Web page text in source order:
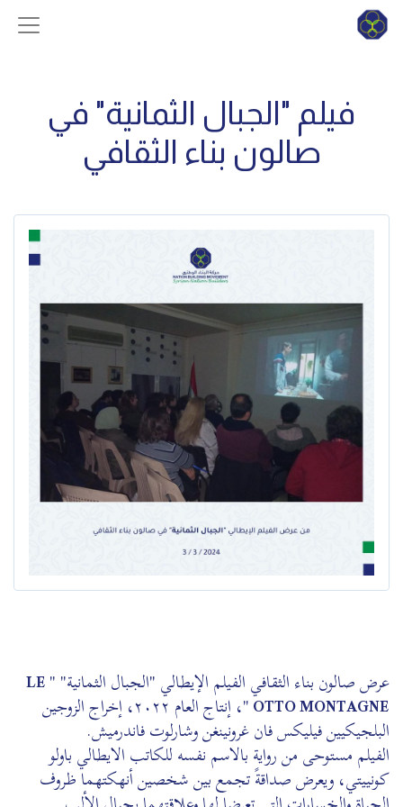
فيلم "الجبال الثمانية" في
صالون بناء الثقافي
عرض صالون بناء الثقافي الفيلم الإيطالي "الجبال الثمانية" "LE
OTTO MONTAGNE "، إنتاج العام ٢٠٢٢، إخراج الزوجين
البلجيكيين فيليكس فان غرونينغن وشارلوت فاندرميش.
الفيلم مستوحى من رواية بالاسم نفسه للكاتب الايطالي باولو
كونييتي، ويعرض صداقةً تجمع بين شخصين أنهكتهما ظروف